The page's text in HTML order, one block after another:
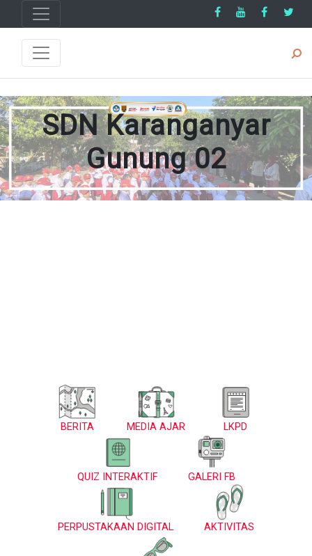
SDN Karanganyar
Gunung 02
BERITA MEDIA AJAR LKPD
QUIZ INTERAKTIF GALERI FB
PERPUSTAKAAN DIGITAL AKTIVITAS